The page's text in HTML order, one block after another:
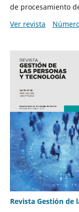
de procesamiento
Ver revista
Revista Gestión de